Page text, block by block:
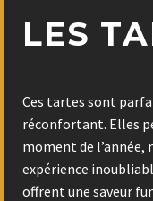
LES
Ces tartes sont
réconfortant. Elles
moment de l’année,
expérience
offrent une saveur